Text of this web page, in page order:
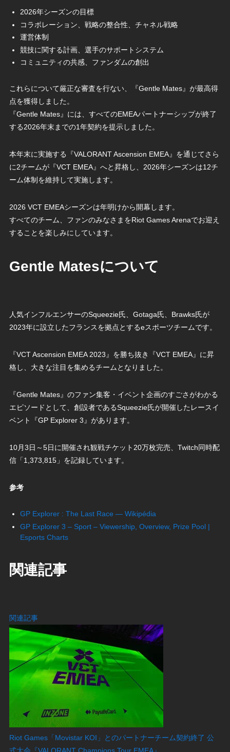
2026年シーズンの目標
コラボレーション、戦略の整合性、チャネル戦略
運営体制
競技に関する計画、選手のサポートシステム
コミュニティの共感、ファンダムの創出
これらについて厳正な審査を行ない、『Gentle Mates』が最高得
点を獲得しました。
『Gentle Mates』には、すべてのEMEAパートナーシップが終了
する2026年末までの1年契約を提示しました。
本年末に実施する『VALORANT Ascension EMEA』を通じてさら
に2チームが『VCT EMEA』へと昇格し、2026年シーズンは12チ
ーム体制を維持して実施します。
2026 VCT EMEAシーズンは年明けから開幕します。
すべてのチーム、ファンのみなさまをRiot Games Arenaでお迎え
することを楽しみにしています。
Gentle Matesについて
人気インフルエンサーのSqueezie氏、Gotaga氏、Brawks氏が
2023年に設立したフランスを拠点とするeスポーツチームです。
『VCT Ascension EMEA 2023』を勝ち抜き『VCT EMEA』に昇
格し、大きな注目を集めるチームとなりました。
『Gentle Mates』のファン集客・イベント企画のすごさがわかる
エピソードとして、創設者であるSqueezie氏が開催したレースイ
ベント『GP Explorer 3』があります。
10月3日～5日に開催され観戦チケット20万枚完売、Twitch同時配
信「1,373,815」を記録しています。
参考
GP Explorer : The Last Race — Wikipédia
GP Explorer 3 – Sport – Viewership, Overview, Prize Pool |
Esports Charts
関連記事
関連記事
Riot Games「Movistar KOI」とのパートナーチーム契約終了 公